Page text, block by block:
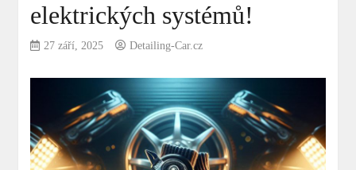
elektrických systémů!
27 září, 2025 Detailing-Car.cz